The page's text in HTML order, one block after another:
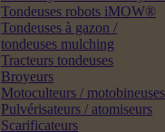
Tondeuses robots iMOW®
Tondeuses à gazon /
tondeuses mulching
Tracteurs tondeuses
Broyeurs
Motoculteurs / motobineuses
Pulvérisateurs / atomiseurs
Scarificateurs